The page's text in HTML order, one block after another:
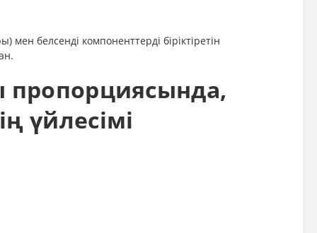
белсенді компоненттерді біріктіретін
пропорциясында,
үйлесімі